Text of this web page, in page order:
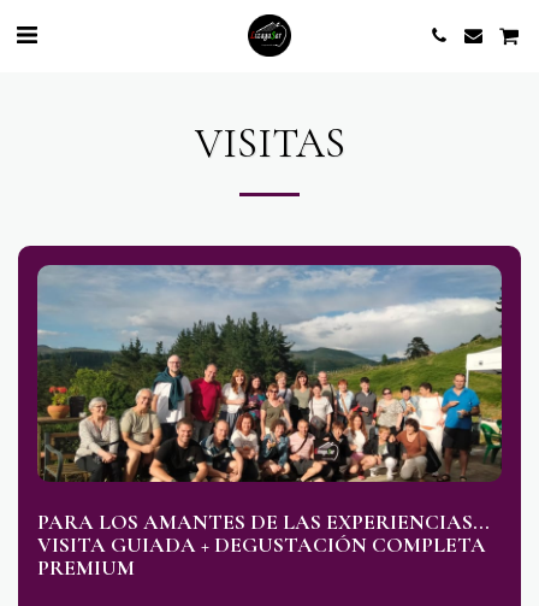
VISITAS
PARA LOS AMANTES DE LAS EXPERIENCIAS...
VISITA GUIADA + DEGUSTACIÓN COMPLETA
PREMIUM